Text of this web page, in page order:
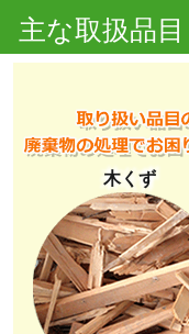
主な取扱品目
木くず